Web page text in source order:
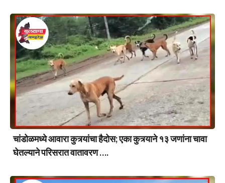
चांडोळमध्ये आवारा कुत्र्यांचा हैदोस; एका कुत्र्याने १३ जणांना चावा
घेतल्याने परिसरात वातावरण ….